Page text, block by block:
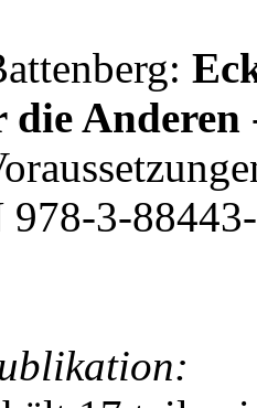
die Anderen
978-3-